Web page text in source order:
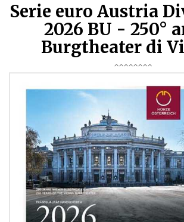
Serie euro Austria
2026 BU - 250°
Burgtheater di